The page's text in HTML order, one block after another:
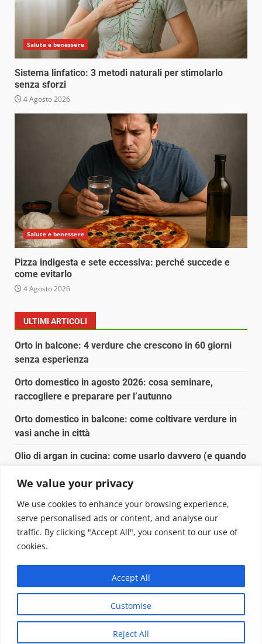
We value your privacy
We use cookies to enhance your browsing experience,
serve personalised ads or content, and analyse our
traffic. By clicking "Accept All", you consent to our use of
cookies.
Customise
Reject All
Accept All
Salute e benessere
Sistema linfatico: 3 metodi naturali per stimolarlo
senza sforzi
4 Agosto 2026
Salute e benessere
Pizza indigesta e sete eccessiva: perché succede e
come evitarlo
4 Agosto 2026
ULTIMI ARTICOLI
Orto in balcone: 4 verdure che crescono in 60 giorni
senza esperienza
Orto domestico in agosto 2026: cosa seminare,
raccogliere e preparare per l’autunno
Orto domestico in balcone: come coltivare verdure in
vasi anche in città
Olio di argan in cucina: come usarlo davvero (e quando
Spesa biologica senza spendere il doppio: dove e
come conviene
Copyright © 2025 Biopianeta.it proprietà di Jws Media
Questo blog non è una testata giornalistica, in quanto
viene aggiornato senza alcuna periodicità. Non può
pertanto considerarsi un prodotto editoriale ai sensi
della legge n. 62 del 07.03.2001|DarkNewsvon AF
themes.